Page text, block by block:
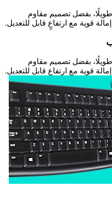
بفضل تصميم مقاوم
قوية مع ارتفاعٍ قابل للتعديل.
بفضل تصميم مقاوم
قوية مع ارتفاعٍ قابل للتعديل.